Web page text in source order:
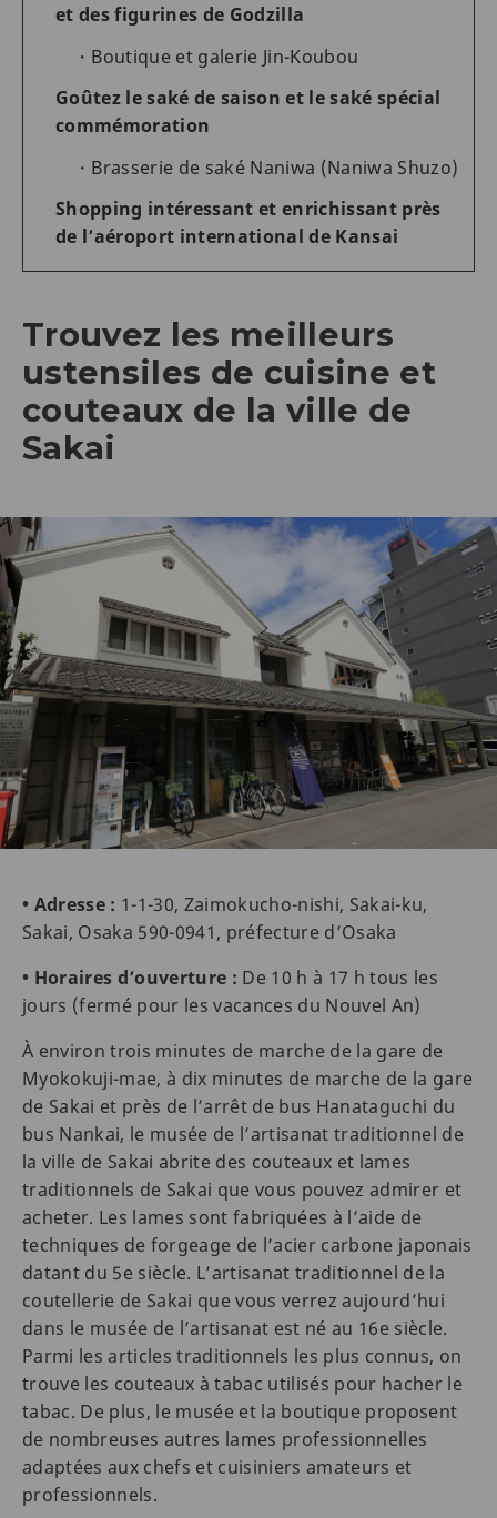
et des figurines de Godzilla
Boutique et galerie Jin-Koubou
Goûtez le saké de saison et le saké spécial
commémoration
Brasserie de saké Naniwa (Naniwa Shuzo)
Shopping intéressant et enrichissant près
de l’aéroport international de Kansai
Trouvez les meilleurs
ustensiles de cuisine et
couteaux de la ville de
Sakai
• Adresse : 1-1-30, Zaimokucho-nishi, Sakai-ku,
Sakai, Osaka 590-0941, préfecture d’Osaka
• Horaires d’ouverture : De 10 h à 17 h tous les
jours (fermé pour les vacances du Nouvel An)
À environ trois minutes de marche de la gare de
Myokokuji-mae, à dix minutes de marche de la gare
de Sakai et près de l’arrêt de bus Hanataguchi du
bus Nankai, le musée de l’artisanat traditionnel de
la ville de Sakai abrite des couteaux et lames
traditionnels de Sakai que vous pouvez admirer et
acheter. Les lames sont fabriquées à l’aide de
techniques de forgeage de l’acier carbone japonais
datant du 5e siècle. L’artisanat traditionnel de la
coutellerie de Sakai que vous verrez aujourd’hui
dans le musée de l’artisanat est né au 16e siècle.
Parmi les articles traditionnels les plus connus, on
trouve les couteaux à tabac utilisés pour hacher le
tabac. De plus, le musée et la boutique proposent
de nombreuses autres lames professionnelles
adaptées aux chefs et cuisiniers amateurs et
professionnels.